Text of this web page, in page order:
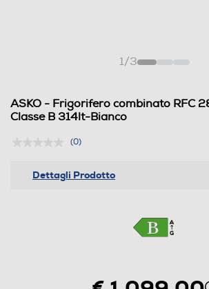
1/3
ASKO - Frigorifero combinato RFC
Classe B 314lt-Bianco
(0)
Dettagli Prodotto